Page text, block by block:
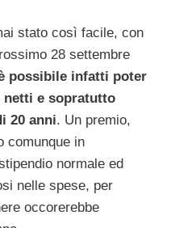
stato così facile, con
28 settembre
possibile infatti poter
netti e sopratutto
20 anni. Un premio,
comunque in
normale ed
nelle spese, per
occorerebbe